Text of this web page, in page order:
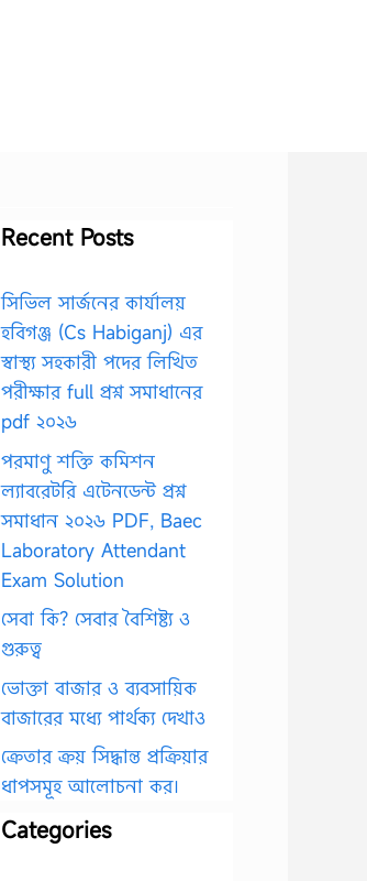
Recent Posts
সিভিল সার্জনের কার্যালয়
হবিগঞ্জ (Cs Habiganj) এর
স্বাস্থ্য সহকারী পদের লিখিত
পরীক্ষার full প্রশ্ন সমাধানের
pdf ২০২৬
পরমাণু শক্তি কমিশন
ল্যাবরেটরি এটেনডেন্ট প্রশ্ন
সমাধান ২০২৬ PDF, Baec
Laboratory Attendant
Exam Solution
সেবা কি? সেবার বৈশিষ্ট্য ও
গুরুত্ব
ভোক্তা বাজার ও ব্যবসায়িক
বাজারের মধ্যে পার্থক্য দেখাও
ক্রেতার ক্রয় সিদ্ধান্ত প্রক্রিয়ার
ধাপসমূহ আলোচনা কর।
Categories